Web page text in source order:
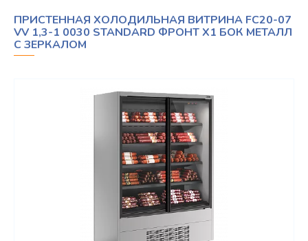
ПРИСТЕННАЯ ХОЛОДИЛЬНАЯ ВИТРИНА FC20-07
VV 1,3-1 0030 STANDARD ФРОНТ X1 БОК МЕТАЛЛ
С ЗЕРКАЛОМ